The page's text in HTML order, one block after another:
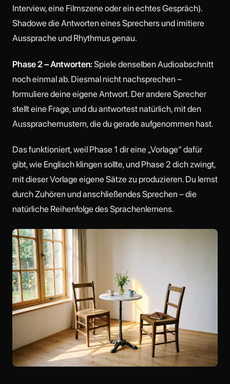
Interview, eine Filmszene oder ein echtes Gespräch).
Shadowe die Antworten eines Sprechers und imitiere
Aussprache und Rhythmus genau.
Phase 2 – Antworten: Spiele denselben Audioabschnitt
noch einmal ab. Diesmal nicht nachsprechen –
formuliere deine eigene Antwort. Der andere Sprecher
stellt eine Frage, und du antwortest natürlich, mit den
Aussprachemustern, die du gerade aufgenommen hast.
Das funktioniert, weil Phase 1 dir eine „Vorlage" dafür
gibt, wie Englisch klingen sollte, und Phase 2 dich zwingt,
mit dieser Vorlage eigene Sätze zu produzieren. Du lernst
durch Zuhören und anschließendes Sprechen – die
natürliche Reihenfolge des Sprachenlernens.